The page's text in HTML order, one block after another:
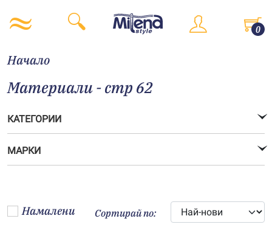
0
Начало
Материали - стр 62
КАТЕГОРИИ
МАРКИ
Намалени Сортирай по: